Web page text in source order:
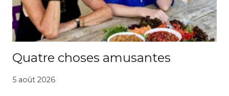
Quatre choses amusantes
5 août 2026